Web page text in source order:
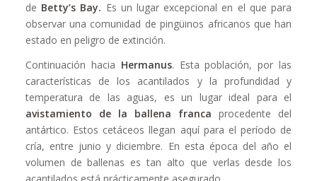
de Betty’s Bay. Es un lugar excepcional en el que para
observar una comunidad de pingüinos africanos que han
estado en peligro de extinción.
Continuación hacia Hermanus. Esta población, por las
características de los acantilados y la profundidad y
temperatura de las aguas, es un lugar ideal para el
avistamiento de la ballena franca procedente del
antártico. Estos cetáceos llegan aquí para el período de
cría, entre junio y diciembre. En esta época del año el
volumen de ballenas es tan alto que verlas desde los